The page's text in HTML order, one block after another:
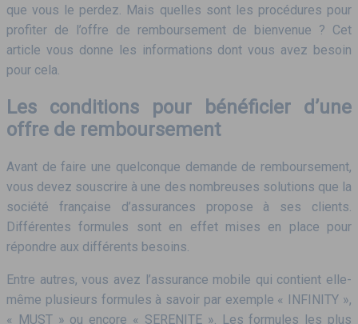
que vous le perdez. Mais quelles sont les procédures pour
profiter de l’offre de remboursement de bienvenue ? Cet
article vous donne les informations dont vous avez besoin
pour cela.
Les conditions pour bénéficier d’une
offre de remboursement
Avant de faire une quelconque demande de remboursement,
vous devez souscrire à une des nombreuses solutions que la
société française d’assurances propose à ses clients.
Différentes formules sont en effet mises en place pour
répondre aux différents besoins.
Entre autres, vous avez l’assurance mobile qui contient elle-
même plusieurs formules à savoir par exemple « INFINITY »,
« MUST » ou encore « SERENITE ». Les formules les plus